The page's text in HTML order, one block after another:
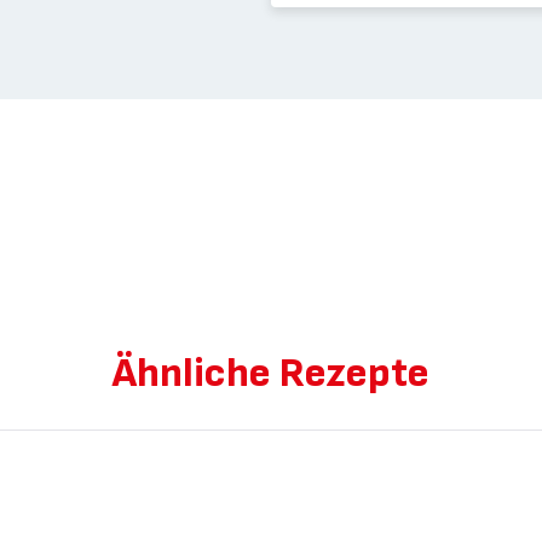
Ähnliche Rezepte